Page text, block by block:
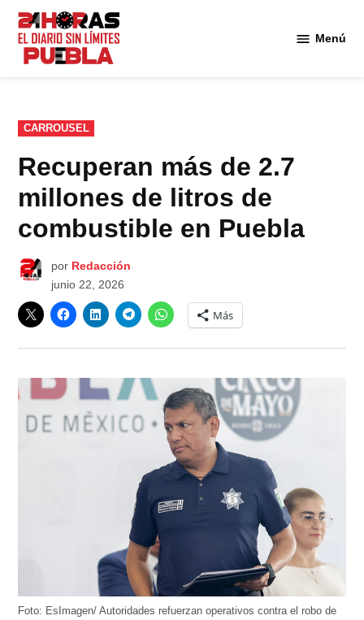
Saltar
contenido
Menú
PUBLICADO
EN
CARROUSEL
Recuperan más de 2.7
millones de litros de
combustible en Puebla
por Redacción
junio 22, 2026
Más
Foto: EsImagen/ Autoridades refuerzan operativos contra el robo de